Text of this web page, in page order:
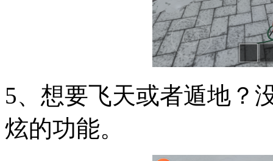
5、想要飞天或者遁地？
炫的功能。